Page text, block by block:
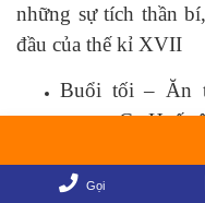
những sự tích thần
đầu của thế kỉ XVII
Buổi tối – Ăn
ngoạn Ca Huế
may mắn,
Bao gồm : Xe,
Gọi